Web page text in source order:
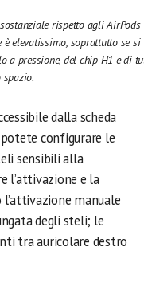
rispetto agli AirPods
elevatissimo, soprattutto se si
a pressione, del chip H1 e di
dalla scheda
configurare le
sensibili alla
l’attivazione e la
manuale
degli steli; le
tra auricolare destro